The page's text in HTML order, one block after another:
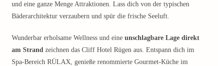
und eine ganze Menge Attraktionen. Lass dich von der typischen
Bäderarchitektur verzaubern und spür die frische Seeluft.
Wunderbar erholsame Wellness und eine unschlagbare Lage direkt
am Strand zeichnen das Cliff Hotel Rügen aus. Entspann dich im
Spa-Bereich RÜLAX, genieße renommierte Gourmet-Küche im